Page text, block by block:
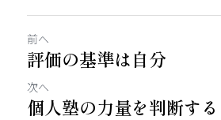
前へ
評価の基準は自分
次へ
個人塾の力量を判断する